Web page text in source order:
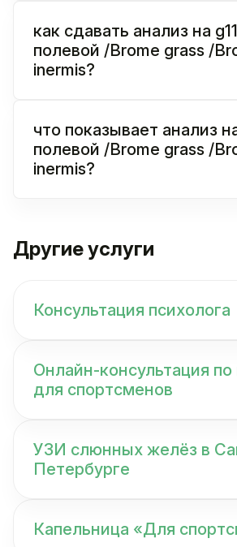
как сдавать анализ на
полевой /Brome grass /
inermis?
что показывает анализ
полевой /Brome grass /
inermis?
Другие услуги
Консультация психолога
Онлайн-консультация
для спортсменов
УЗИ слюнных желёз в
Петербурге
Капельница «Для